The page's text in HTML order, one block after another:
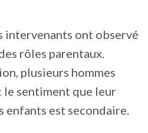
intervenants ont observé
rôles parentaux.
plusieurs hommes
le sentiment que leur
enfants est secondaire.